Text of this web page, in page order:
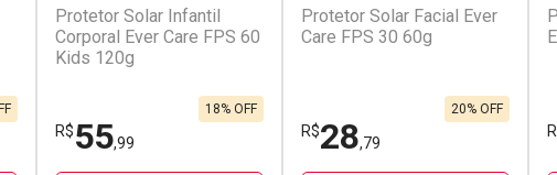
Protetor Solar Infantil
Corporal Ever Care FPS 60
Kids 120g
R$55,99
18% OFF
Protetor Solar Facial Ever
Care FPS 30 60g
R$28,79
20% OFF